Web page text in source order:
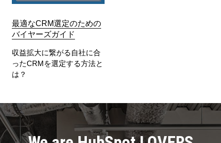
最適なCRM選定のための
バイヤーズガイド
収益拡大に繋がる自社に合
ったCRMを選定する方法と
は？